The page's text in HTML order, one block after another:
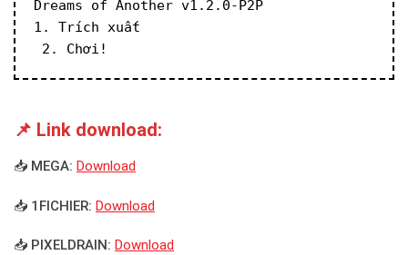
Dreams of Another v1.2.0-P2P
1. Trích xuất
2. Chơi!
📌 Link download:
📥 MEGA: Download
📥 1FICHIER: Download
📥 PIXELDRAIN: Download